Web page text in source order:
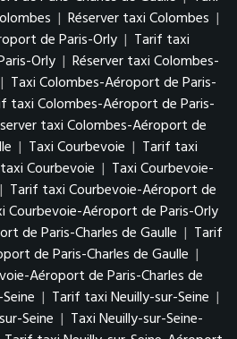
| Réserver taxi Colombes |
de Paris-Orly | Tarif taxi
Orly | Réserver taxi Colombes-
| Taxi Colombes-Aéroport de Paris-
taxi Colombes-Aéroport de Paris-
taxi Colombes-Aéroport de
| Taxi Courbevoie | Tarif taxi
Courbevoie | Taxi Courbevoie-
| Tarif taxi Courbevoie-Aéroport de
Courbevoie-Aéroport de Paris-Orly
de Paris-Charles de Gaulle | Tarif
de Paris-Charles de Gaulle |
Aéroport de Paris-Charles de
| Tarif taxi Neuilly-sur-Seine |
Seine | Taxi Neuilly-sur-Seine-